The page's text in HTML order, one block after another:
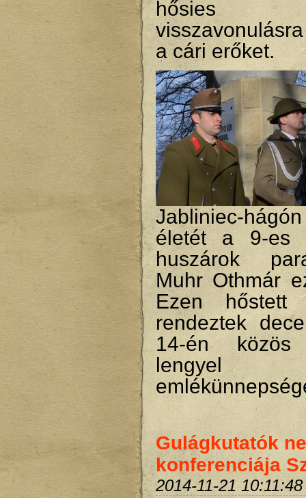
hősies
a cári erőket.
Jabliniec-
életét a 9-es
huszárok
Muhr Othmár
Ezen hőstett
rendeztek
14-én közös
lengyel
Gulágkutatók
konferenciája
2014-11-21 10:11:48